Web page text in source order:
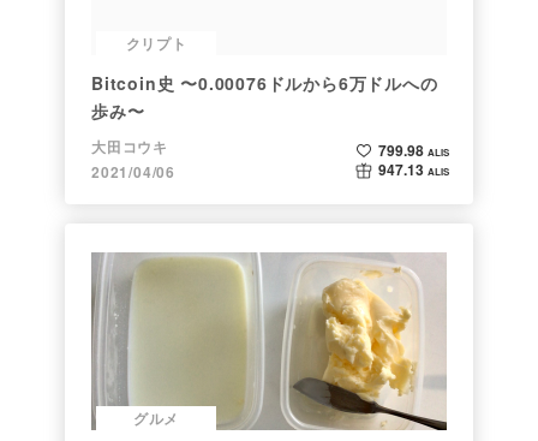
クリプト
Bitcoin史 〜0.00076ドルから6万ドルへの
歩み〜
大田コウキ
2021/04/06
799.98 ALIS
947.13 ALIS
グルメ